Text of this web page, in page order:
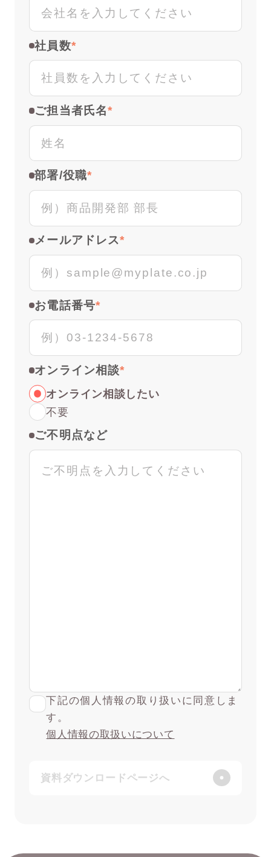
社員数
ご担当者氏名
部署/役職
メールアドレス
お電話番号
オンライン相談
オンライン相談したい
不要
ご不明点など
下記の個人情報の取り扱いに同意しま
す。
個人情報の取扱いについて